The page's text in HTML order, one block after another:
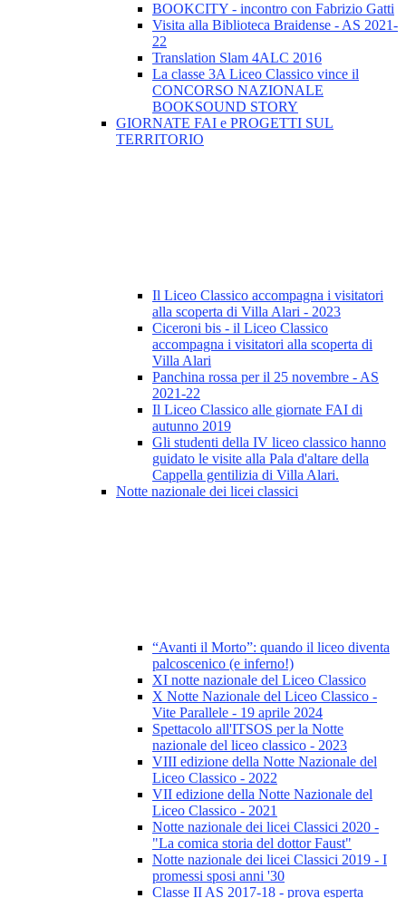
BOOKCITY - incontro con Fabrizio Gatti
Visita alla Biblioteca Braidense - AS 2021-
22
Translation Slam 4ALC 2016
La classe 3A Liceo Classico vince il
CONCORSO NAZIONALE
BOOKSOUND STORY
GIORNATE FAI e PROGETTI SUL
TERRITORIO
Il Liceo Classico accompagna i visitatori
alla scoperta di Villa Alari - 2023
Ciceroni bis - il Liceo Classico
accompagna i visitatori alla scoperta di
Villa Alari
Panchina rossa per il 25 novembre - AS
2021-22
Il Liceo Classico alle giornate FAI di
autunno 2019
Gli studenti della IV liceo classico hanno
guidato le visite alla Pala d'altare della
Cappella gentilizia di Villa Alari.
Notte nazionale dei licei classici
“Avanti il Morto”: quando il liceo diventa
palcoscenico (e inferno!)
XI notte nazionale del Liceo Classico
X Notte Nazionale del Liceo Classico -
Vite Parallele - 19 aprile 2024
Spettacolo all'ITSOS per la Notte
nazionale del liceo classico - 2023
VIII edizione della Notte Nazionale del
Liceo Classico - 2022
VII edizione della Notte Nazionale del
Liceo Classico - 2021
Notte nazionale dei licei Classici 2020 -
"La comica storia del dottor Faust"
Notte nazionale dei licei Classici 2019 - I
promessi sposi anni '30
Classe II AS 2017-18 - prova esperta